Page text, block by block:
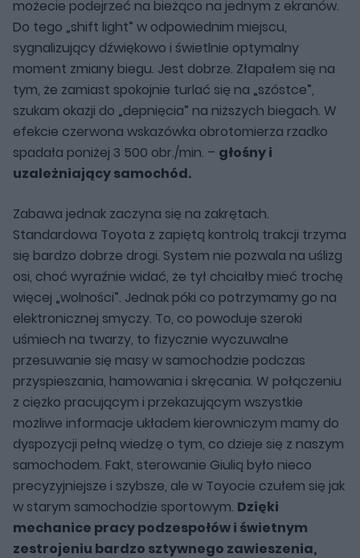
możecie podejrzeć na bieżąco na jednym z ekranów.
Do tego „shift light” w odpowiednim miejscu,
sygnalizujący dźwiękowo i świetlnie optymalny
moment zmiany biegu. Jest dobrze. Złapałem się na
tym, że zamiast spokojnie turlać się na „szóstce”,
szukam okazji do „depnięcia” na niższych biegach. W
efekcie czerwona wskazówka obrotomierza rzadko
spadała poniżej 3 500 obr./min. – głośny i
uzależniający samochód.
Zabawa jednak zaczyna się na zakrętach.
Standardowa Toyota z zapiętą kontrolą trakcji trzyma
się bardzo dobrze drogi. System nie pozwala na uślizg
osi, choć wyraźnie widać, że tył chciałby mieć trochę
więcej „wolności”. Jednak póki co potrzymamy go na
elektronicznej smyczy. To, co powoduje szeroki
uśmiech na twarzy, to fizycznie wyczuwalne
przesuwanie się masy w samochodzie podczas
przyspieszania, hamowania i skręcania. W połączeniu
z ciężko pracującym i przekazującym wszystkie
możliwe informacje układem kierowniczym mamy do
dyspozycji pełną wiedzę o tym, co dzieje się z naszym
samochodem. Fakt, sterowanie Giulią było nieco
precyzyjniejsze i szybsze, ale w Toyocie czułem się jak
w starym samochodzie sportowym. Dzięki
mechanice pracy podzespołów i świetnym
zestrojeniu bardzo sztywnego zawieszenia,